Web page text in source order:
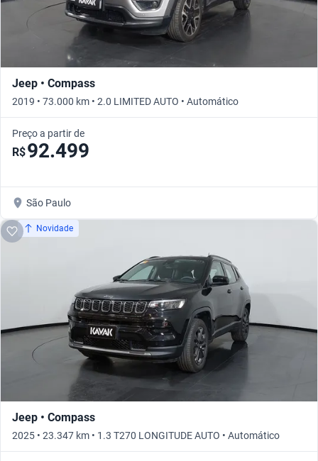
Jeep • Compass
2019 • 73.000 km • 2.0 LIMITED AUTO • Automático
Preço a partir de
R$92.499
São Paulo
Novidade
Jeep • Compass
2025 • 23.347 km • 1.3 T270 LONGITUDE AUTO • Automático